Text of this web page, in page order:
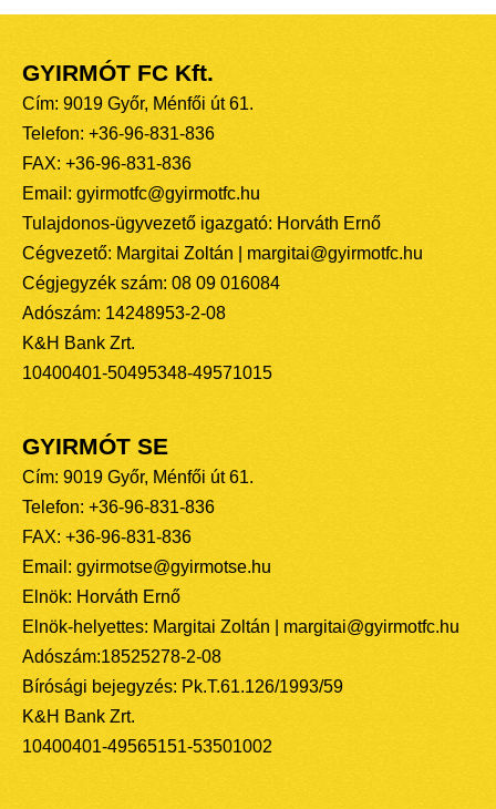
GYIRMÓT FC Kft.
Cím: 9019 Győr, Ménfői út 61.
Telefon: +36-96-831-836
FAX: +36-96-831-836
Email: gyirmotfc@gyirmotfc.hu
Tulajdonos-ügyvezető igazgató: Horváth Ernő
Cégvezető: Margitai Zoltán | margitai@gyirmotfc.hu
Cégjegyzék szám: 08 09 016084
Adószám: 14248953-2-08
K&H Bank Zrt.
10400401-50495348-49571015
GYIRMÓT SE
Cím: 9019 Győr, Ménfői út 61.
Telefon: +36-96-831-836
FAX: +36-96-831-836
Email: gyirmotse@gyirmotse.hu
Elnök: Horváth Ernő
Elnök-helyettes: Margitai Zoltán | margitai@gyirmotfc.hu
Adószám:18525278-2-08
Bírósági bejegyzés: Pk.T.61.126/1993/59
K&H Bank Zrt.
10400401-49565151-53501002